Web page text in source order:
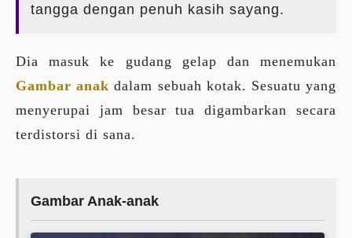
tangga dengan penuh kasih sayang.
Dia masuk ke gudang gelap dan menemukan
Gambar anak dalam sebuah kotak. Sesuatu yang
menyerupai jam besar tua digambarkan secara
terdistorsi di sana.
Gambar Anak-anak